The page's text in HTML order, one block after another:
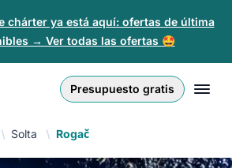
chárter ya está aquí: ofertas de última
→ Ver todas las ofertas 🤩
Presupuesto gratis
English (UK)
Solta Rogač